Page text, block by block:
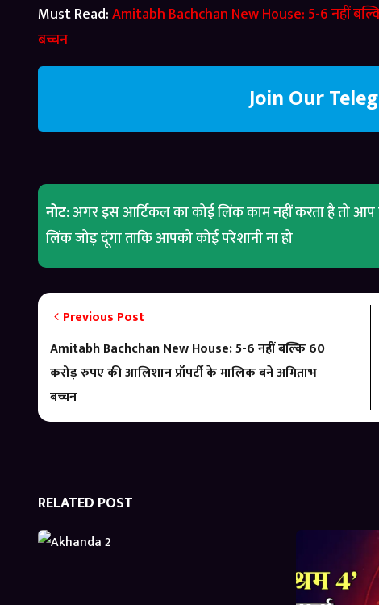
Must Read:Amitabh Bachchan New House: 5-6 नहीं
बच्चन
Join Our
नोट:अगर इस आर्टिकल का कोई लिंक काम नहीं करता है तो आप
लिंक जोड़ दूंगा ताकि आपको कोई परेशानी ना हो
Previous Post
Amitabh Bachchan New House: 5-6 नहीं बल्कि 60
करोड़ रुपए की आलिशान प्रॉपर्टी के मालिक बने अमिताभ
बच्चन
RELATED POST